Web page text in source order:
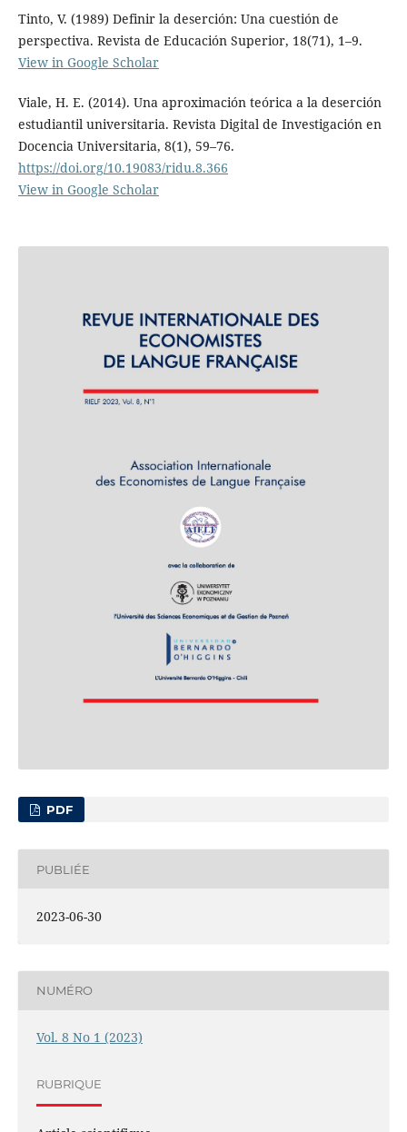
Tinto, V. (1989) Definir la deserción: Una cuestión de
perspectiva. Revista de Educación Superior, 18(71), 1–9.
View in Google Scholar
Viale, H. E. (2014). Una aproximación teórica a la deserción
estudiantil universitaria. Revista Digital de Investigación en
Docencia Universitaria, 8(1), 59–76.
https://doi.org/10.19083/ridu.8.366
View in Google Scholar
PDF
PUBLIÉE
2023-06-30
NUMÉRO
Vol. 8 No 1 (2023)
RUBRIQUE